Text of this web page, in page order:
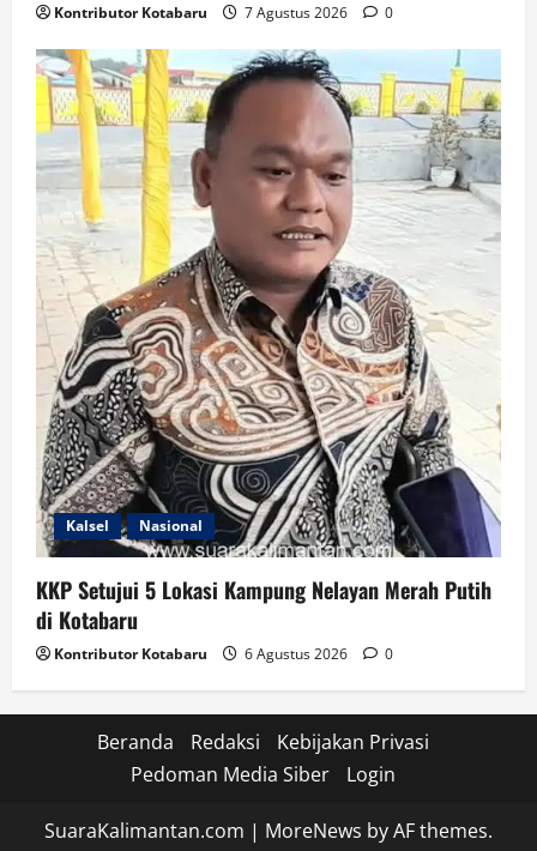
Kontributor Kotabaru 7 Agustus 2026 0
Kalsel Nasional
KKP Setujui 5 Lokasi Kampung Nelayan Merah Putih
di Kotabaru
Kontributor Kotabaru 6 Agustus 2026 0
Beranda Redaksi
Kebijakan Privasi
Pedoman Media Siber
Login
SuaraKalimantan.com | MoreNews by AF themes.